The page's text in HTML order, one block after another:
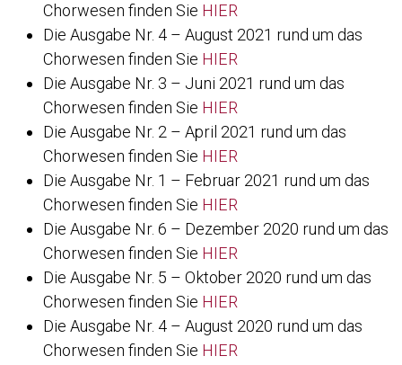
Chorwesen finden Sie HIER
Die Ausgabe Nr. 4 – August 2021 rund um das
Chorwesen finden Sie HIER
Die Ausgabe Nr. 3 – Juni 2021 rund um das
Chorwesen finden Sie HIER
Die Ausgabe Nr. 2 – April 2021 rund um das
Chorwesen finden Sie HIER
Die Ausgabe Nr. 1 – Februar 2021 rund um das
Chorwesen finden Sie HIER
Die Ausgabe Nr. 6 – Dezember 2020 rund um das
Chorwesen finden Sie HIER
Die Ausgabe Nr. 5 – Oktober 2020 rund um das
Chorwesen finden Sie HIER
Die Ausgabe Nr. 4 – August 2020 rund um das
Chorwesen finden Sie HIER